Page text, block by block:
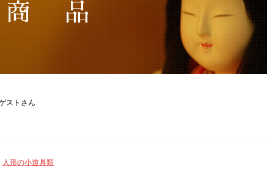
商 品
ストさん
人形の小道具類